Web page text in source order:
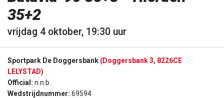
35+2
vrijdag 4 oktober, 19:30 uur
Sportpark De Doggersbank (Doggersbank 3, 8226CE
LELYSTAD)
Official: n.n.b.
Wedstrijdnummer: 69594